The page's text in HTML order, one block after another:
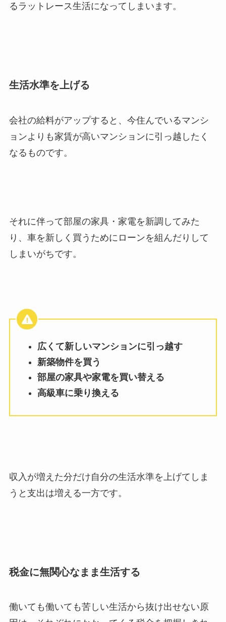
るラットレース生活になってしまいます。
生活水準を上げる
会社の給料がアップすると、今住んでいるマンシ
ョンよりも家賃が高いマンションに引っ越したく
なるものです。
それに伴って部屋の家具・家電を新調してみた
り、車を新しく買うためにローンを組んだりして
しまいがちです。
広くて新しいマンションに引っ越す
新築物件を買う
部屋の家具や家電を買い替える
高級車に乗り換える
収入が増えた分だけ自分の生活水準を上げてしま
うと支出は増える一方です。
税金に無関心なまま生活する
働いても働いても苦しい生活から抜け出せない原